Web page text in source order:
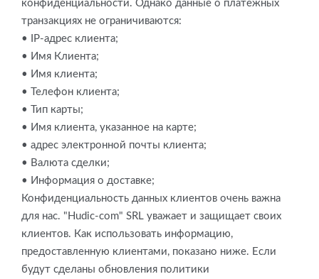
конфиденциальности. Однако данные о платежных
транзакциях не ограничиваются:
• IP-адрес клиента;
• Имя Клиента;
• Имя клиента;
• Телефон клиента;
• Тип карты;
• Имя клиента, указанное на карте;
• адрес электронной почты клиента;
• Валюта сделки;
• Информация о доставке;
Конфиденциальность данных клиентов очень важна
для нас. "Hudic-com" SRL уважает и защищает своих
клиентов. Как использовать информацию,
предоставленную клиентами, показано ниже. Если
будут сделаны обновления политики